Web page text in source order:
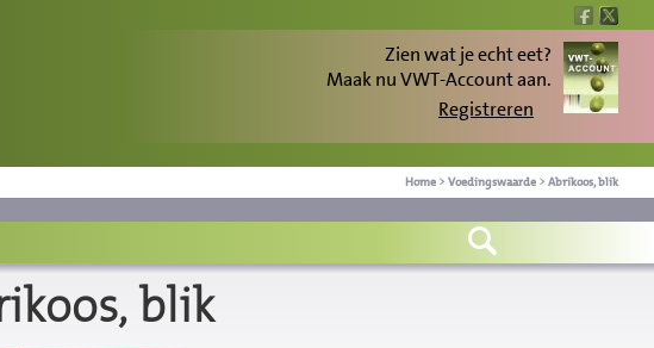
Zien wat je echt eet?
Maak nu VWT-Account aan.
Registreren
Home > Voedingswaarde > Abrikoos, blik
blik